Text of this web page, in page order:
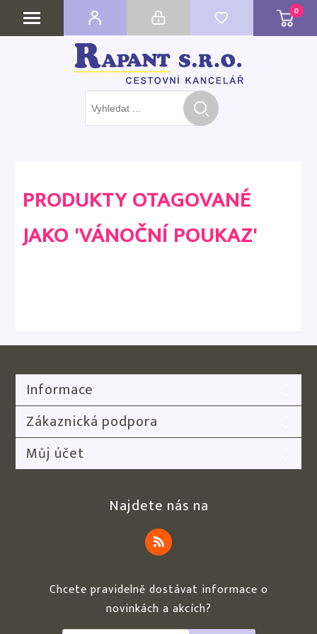
0
PRODUKTY OTAGOVANÉ
JAKO 'VÁNOČNÍ POUKAZ'
Informace
Zákaznická podpora
Můj účet
Najdete nás na
Chcete pravidelně dostávat informace o
novinkách a akcích?